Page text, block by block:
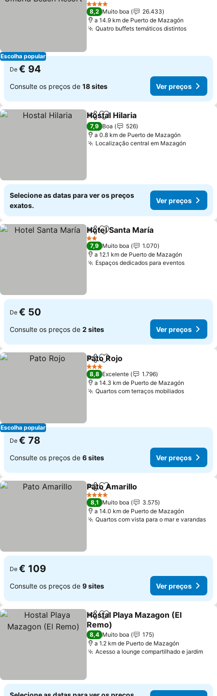
Escolha popular
4 Estrelas
8,2 Muito boa
26.433
a 14.9 km de Puerto de Mazagón
Quatro buffets temáticos distintos
De € 94
Consulte os preços de 18 sites Ver preços
PartilharAdicionar aos favoritos
Hostal Hilaria
7,9 Boa
526
a 0.8 km de Puerto de Mazagón
Localização central em Mazagón
Selecione as datas para ver os preços
exatos.
Ver preços
PartilharAdicionar aos favoritos
Hotel Santa María
2 Estrelas
7,9 Muito boa
1.070
a 12.1 km de Puerto de Mazagón
Espaços dedicados para eventos
De € 50
Consulte os preços de 2 sites Ver preços
Escolha popular
PartilharAdicionar aos favoritos
Pato Rojo
3 Estrelas
8,8 Excelente
1.796
a 14.3 km de Puerto de Mazagón
Quartos com terraços mobiliados
De € 78
Consulte os preços de 6 sites Ver preços
PartilharAdicionar aos favoritos
Pato Amarillo
4 Estrelas
8,1 Muito boa
3.575
a 14.0 km de Puerto de Mazagón
Quartos com vista para o mar e varandas
De € 109
Consulte os preços de 9 sites Ver preços
PartilharAdicionar aos favoritos
Hostal Playa Mazagon (El
Remo)
8,4 Muito boa
175
a 1.2 km de Puerto de Mazagón
Acesso a lounge compartilhado e jardim